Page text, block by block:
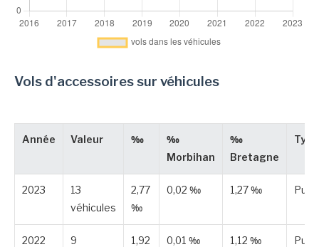
Vols d'accessoires sur véhicules
Année Valeur ‰
‰
Morbihan
‰
Bretagne
Type
2023
13
véhicules
2,77
‰
0,02 ‰ 1,27 ‰
2022
9
1,92
0,01 ‰ 1,12 ‰